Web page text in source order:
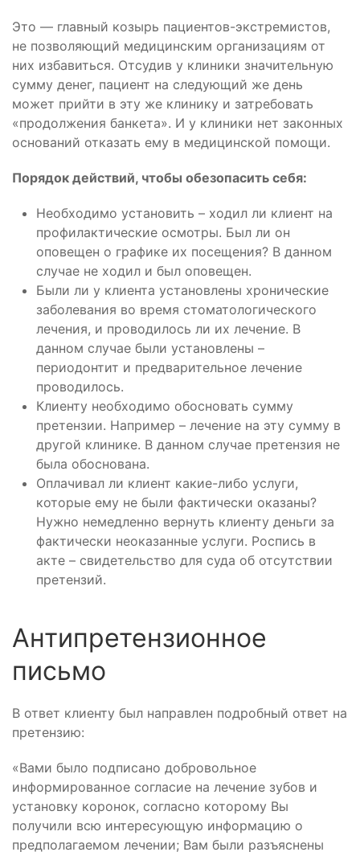
Это — главный козырь пациентов-экстремистов,
не позволяющий медицинским организациям от
них избавиться. Отсудив у клиники значительную
сумму денег, пациент на следующий же день
может прийти в эту же клинику и затребовать
«продолжения банкета». И у клиники нет законных
оснований отказать ему в медицинской помощи.
Порядок действий, чтобы обезопасить себя:
Необходимо установить – ходил ли клиент на
профилактические осмотры. Был ли он
оповещен о графике их посещения? В данном
случае не ходил и был оповещен.
Были ли у клиента установлены хронические
заболевания во время стоматологического
лечения, и проводилось ли их лечение. В
данном случае были установлены –
периодонтит и предварительное лечение
проводилось.
Клиенту необходимо обосновать сумму
претензии. Например – лечение на эту сумму в
другой клинике. В данном случае претензия не
была обоснована.
Оплачивал ли клиент какие-либо услуги,
которые ему не были фактически оказаны?
Нужно немедленно вернуть клиенту деньги за
фактически неоказанные услуги. Роспись в
акте – свидетельство для суда об отсутствии
претензий.
Антипретензионное
письмо
В ответ клиенту был направлен подробный ответ на
претензию:
«Вами было подписано добровольное
информированное согласие на лечение зубов и
установку коронок, согласно которому Вы
получили всю интересующую информацию о
предполагаемом лечении; Вам были разъяснены